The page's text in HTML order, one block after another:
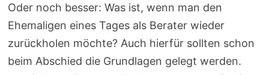
Oder noch besser: Was ist, wenn man den
Ehemaligen eines Tages als Berater wieder
zurückholen möchte? Auch hierfür sollten schon
beim Abschied die Grundlagen gelegt werden.